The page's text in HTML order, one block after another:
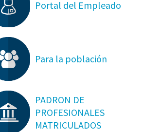
Portal del Empleado
Para la población
PADRON DE
PROFESIONALES
MATRICULADOS